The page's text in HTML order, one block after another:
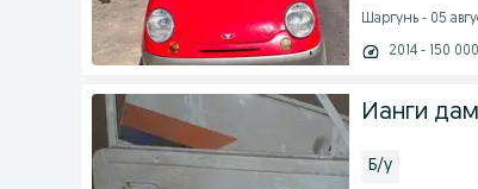
Шаргунь - 05
2014 - 150
Йанги
Б/у